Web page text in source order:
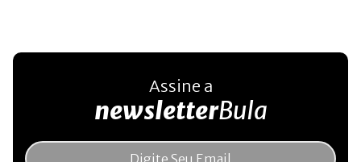
Assine a
newsletterBula